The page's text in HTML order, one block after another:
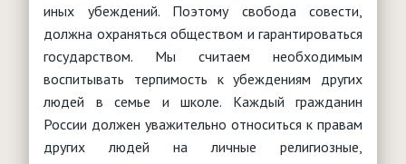
иных убеждений. Поэтому свобода совести,
должна охраняться обществом и гарантироваться
государством. Мы считаем необходимым
воспитывать терпимость к убеждениям других
людей в семье и школе. Каждый гражданин
России должен уважительно относиться к правам
других людей на личные религиозные,